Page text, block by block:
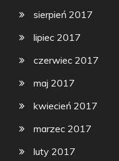
sierpień 2017
lipiec 2017
czerwiec 2017
maj 2017
kwiecień 2017
marzec 2017
luty 2017